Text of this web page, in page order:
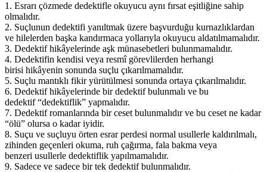
1. Esrarı çözmede dedektifle okuyucu aynı fırsat eşitliğine sahip
olmalıdır.
2. Suçlunun dedektifi yanıltmak üzere başvurduğu kurnazlıklardan
ve hilelerden başka kandırmaca yollarıyla okuyucu aldatılmamalıdır.
3. Dedektif hikâyelerinde aşk münasebetleri bulunmamalıdır.
4. Dedektifin kendisi veya resmî görevlilerden herhangi
birisi hikâyenin sonunda suçlu çıkarılmamalıdır.
5. Suçlu mantıklı fikir yürütülmesi sonunda ortaya çıkarılmalıdır.
6. Dedektif hikâyelerinde bir dedektif bulunmalı ve bu
dedektif “dedektiflik” yapmalıdır.
7. Dedektif romanlarında bir ceset bulunmalıdır ve bu ceset ne kadar
“ölü” olursa o kadar iyidir.
8. Suçu ve suçluyu örten esrar perdesi normal usullerle kaldırılmalı,
zihinden geçenleri okuma, ruh çağırma, fala bakma veya
benzeri usullerle dedektiflik yapılmamalıdır.
9. Sadece ve sadece bir tek dedektif bulunmalıdır.